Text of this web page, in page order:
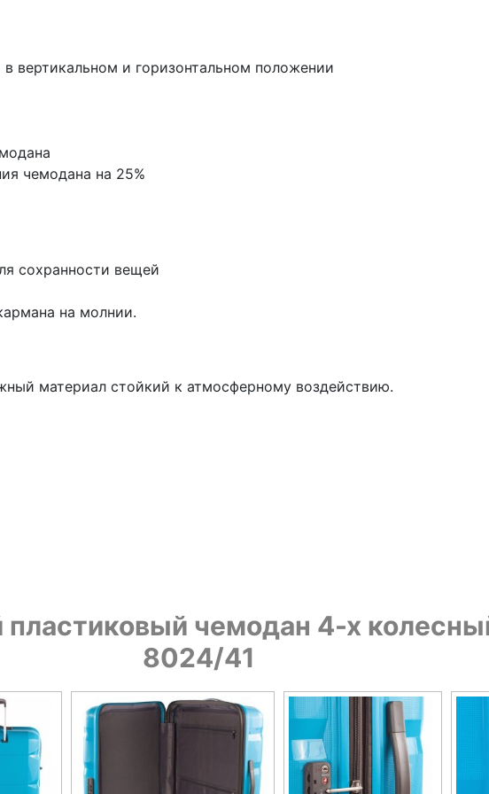
вертикальном и горизонтальном положении
чемодана на 25%
сохранности вещей
на молнии.
материал стойкий к атмосферному воздействию.
чемодан 4-х
8024/41